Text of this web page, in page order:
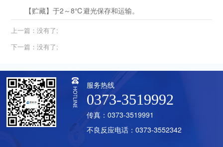
【贮藏】于2～8℃避光保存和运输。
上一篇：没有了;
下一篇：没有了;
服务热线
0373-3519992
传真：0373-3519991
不良反应电话：0373-3552342